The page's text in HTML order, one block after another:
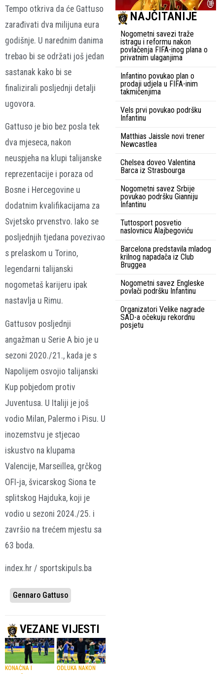
Tempo otkriva da će Gattuso
zarađivati dva milijuna eura
godišnje. U narednim danima
trebao bi se održati još jedan
sastanak kako bi se
finalizirali posljednji detalji
ugovora.
Gattuso je bio bez posla tek
dva mjeseca, nakon
neuspjeha na klupi talijanske
reprezentacije i poraza od
Bosne i Hercegovine u
dodatnim kvalifikacijama za
Svjetsko prvenstvo. Iako se
posljednjih tjedana povezivao
s prelaskom u Torino,
legendarni talijanski
nogometaš karijeru ipak
nastavlja u Rimu.
Gattusov posljednji
angažman u Serie A bio je u
sezoni 2020./21., kada je s
Napolijem osvojio talijanski
Kup pobjedom protiv
Juventusa. U Italiji je još
vodio Milan, Palermo i Pisu. U
inozemstvu je stjecao
iskustvo na klupama
Valencije, Marseillea, grčkog
OFI-ja, švicarskog Siona te
splitskog Hajduka, koji je
vodio u sezoni 2024./25. i
završio na trećem mjestu sa
63 boda.
index.hr / sportskipuls.ba
Gennaro Gattuso
VEZANE VIJESTI
KONAČNA I
ODLUKA NAKON
NAJČITANIJE
Nogometni savezi traže
istragu i reformu nakon
povlačenja FIFA-inog plana o
privatnim ulaganjima
Infantino povukao plan o
prodaji udjela u FIFA-inim
takmičenjima
Vels prvi povukao podršku
Infantinu
Matthias Jaissle novi trener
Newcastlea
Chelsea doveo Valentina
Barca iz Strasbourga
Nogometni savez Srbije
povukao podršku Gianniju
Infantinu
Tuttosport posvetio
naslovnicu Alajbegoviću
Barcelona predstavila mladog
krilnog napadača iz Club
Bruggea
Nogometni savez Engleske
povlači podršku Infantinu
Organizatori Velike nagrade
SAD-a očekuju rekordnu
posjetu